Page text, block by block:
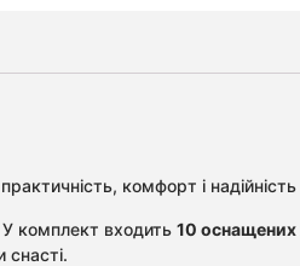
комфорт і
комплект входить 10 оснащених